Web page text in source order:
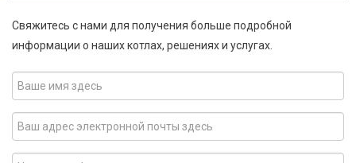
Свяжитесь с нами для получения больше подробной
информации о наших котлах, решениях и услугах.